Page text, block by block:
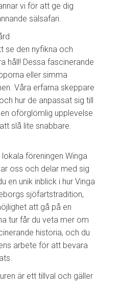
vi för att ge dig
sälsafari.
se den nyfikna och
håll! Dessa fascinerande
eller simma
Våra erfarna skeppare
hur de anpassat sig till
oförglömlig upplevelse
slå lite snabbare.
föreningen Winga
oss och delar med sig
en unik inblick i hur Vinga
sjöfartstradition,
att gå på en
tur får du veta mer om
historia, och du
arbete för att bevara
är ett tillval och gäller